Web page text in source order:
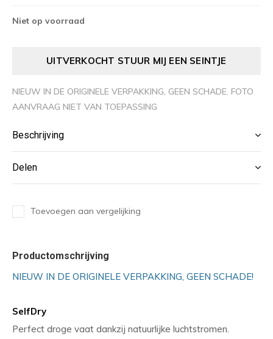
Niet op voorraad
UITVERKOCHT STUUR MIJ EEN SEINTJE
NIEUW IN DE ORIGINELE VERPAKKING, GEEN SCHADE. FOTO
AANVRAAG NIET VAN TOEPASSING
Beschrijving
Delen
Toevoegen aan vergelijking
Productomschrijving
NIEUW IN DE ORIGINELE VERPAKKING, GEEN SCHADE!
SelfDry
Perfect droge vaat dankzij natuurlijke luchtstromen.